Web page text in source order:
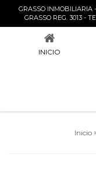
GRASSO INMOBILIARIA
GRASSO REG. 3013 -
LOCALES
INICIO
Inicio